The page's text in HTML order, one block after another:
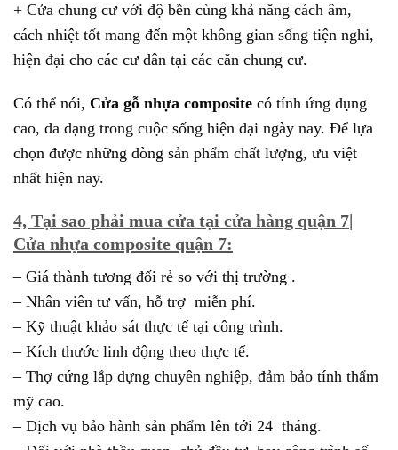
+ Cửa chung cư với độ bền cùng khả năng cách âm,
cách nhiệt tốt mang đến một không gian sống tiện nghi,
hiện đại cho các cư dân tại các căn chung cư.
Có thể nói, Cửa gỗ nhựa composite có tính ứng dụng
cao, đa dạng trong cuộc sống hiện đại ngày nay. Để lựa
chọn được những dòng sản phẩm chất lượng, ưu việt
nhất hiện nay.
4, Tại sao phải mua cửa tại cửa hàng quận 7|
Cửa nhựa composite quận 7:
– Giá thành tương đối rẻ so với thị trường .
– Nhân viên tư vấn, hỗ trợ miễn phí.
– Kỹ thuật khảo sát thực tế tại công trình.
– Kích thước linh động theo thực tế.
– Thợ cứng lắp dựng chuyên nghiệp, đảm bảo tính thẩm
mỹ cao.
– Dịch vụ bảo hành sản phẩm lên tới 24 tháng.